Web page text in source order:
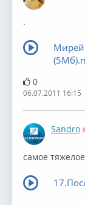
.
Мирей
0
06.07.2011 16:15
Sandro
самое